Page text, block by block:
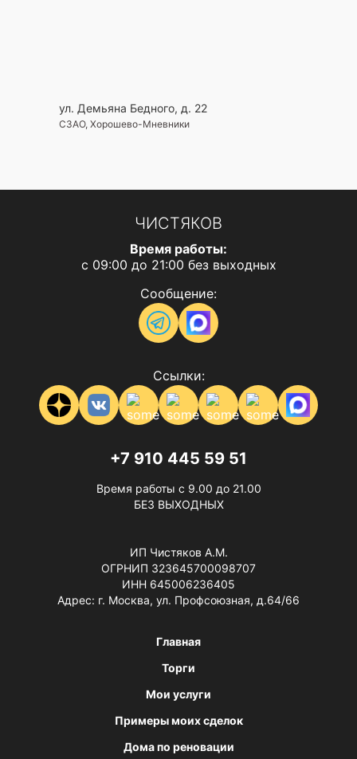
ул. Демьяна Бедного, д. 22
СЗАО, Хорошево-Мневники
ЧИСТЯКОВ
Время работы:
с 09:00 до 21:00 без выходных
Сообщение:
Ссылки:
+7 910 445 59 51
Время работы с 9.00 до 21.00
БЕЗ ВЫХОДНЫХ
ИП Чистяков А.М.
ОГРНИП 323645700098707
ИНН 645006236405
Адрес: г. Москва, ул. Профсоюзная, д.64/66
Главная
Торги
Мои услуги
Примеры моих сделок
Дома по реновации